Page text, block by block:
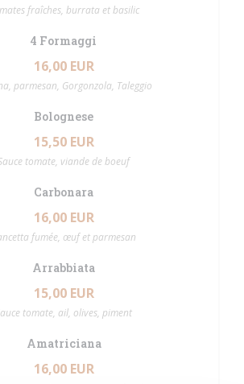
fraîches, burrata et basilic
4 Formaggi
16,00 EUR
parmesan, Gorgonzola, Taleggio
Bolognese
15,50 EUR
tomate, viande de boeuf
Carbonara
16,00 EUR
fumée, œuf et parmesan
Arrabbiata
15,00 EUR
tomate, ail, olives, piment
Amatriciana
16,00 EUR